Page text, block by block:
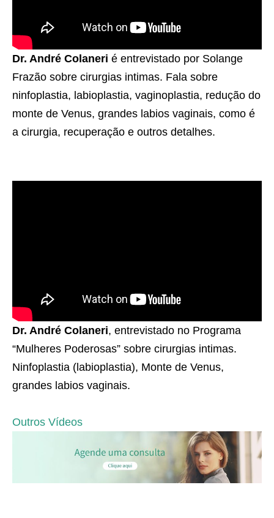
Dr. André Colaneri é entrevistado por Solange
Frazão sobre cirurgias intimas. Fala sobre
ninfoplastia, labioplastia, vaginoplastia, redução do
monte de Venus, grandes labios vaginais, como é
a cirurgia, recuperação e outros detalhes.
Dr. André Colaneri, entrevistado no Programa
“Mulheres Poderosas” sobre cirurgias intimas.
Ninfoplastia (labioplastia), Monte de Venus,
grandes labios vaginais.
Outros Vídeos